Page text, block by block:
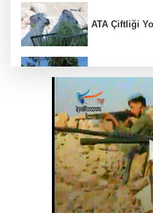
ATA Çiftliği
insanlarını
Kayseri
Sanat
Türk